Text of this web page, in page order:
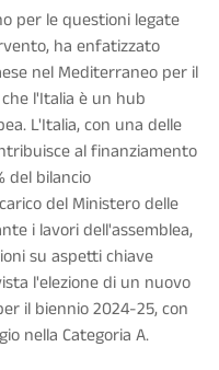
per le questioni legate
ha enfatizzato
nel Mediterraneo per il
l'Italia è un hub
L'Italia, con una delle
al finanziamento
del bilancio
del Ministero delle
i lavori dell'assemblea,
su aspetti chiave
l'elezione di un nuovo
il biennio 2024-25, con
nella Categoria A.